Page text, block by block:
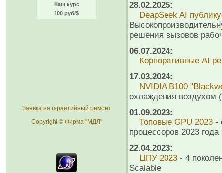
Наш курс
100 руб/$
Заявка на гарантийный ремонт
Copyright © Фирма "МДЛ"
28.02.2025:
DeapSeek AI
решения вызовов
06.07.2024:
Корпоративные AI
17.03.2024:
NVIDIA B100
охлаждения воздухом
01.09.2023:
Топовые GPU 2023 -
процессоров 2023
22.04.2023:
ЦПУ 2023 - 4
Scalable